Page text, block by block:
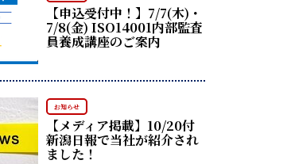
【申込受付中！】7/7(木)・
7/8(金) ISO14001内部監査
員養成講座のご案内
お知らせ
【メディア掲載】10/20付
新潟日報で当社が紹介され
ました！